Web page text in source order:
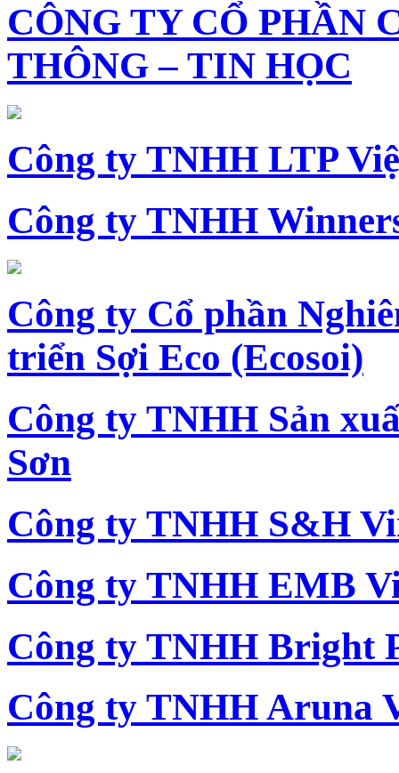
CÔNG TY CỔ PHẦN
THÔNG – TIN HỌC
Công ty TNHH LTP
Công ty TNHH
Công ty Cổ phần
triển Sợi Eco (Ecosoi)
Công ty TNHH Sản
Sơn
Công ty TNHH S&H
Công ty TNHH EMB
Công ty TNHH Bright
Công ty TNHH Aruna